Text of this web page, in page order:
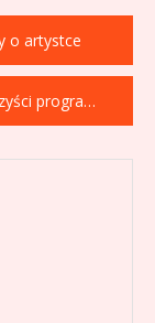
o artystce
Toyota More: jak sprawdzić punkty i korzyści programu